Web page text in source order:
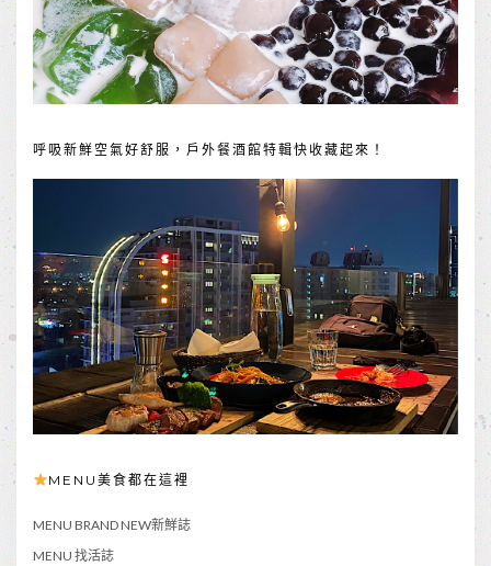
呼吸新鮮空氣好舒服，戶外餐酒館特輯快收藏起來！
MENU美食都在這裡
MENU BRAND NEW新鮮誌
MENU 找活誌